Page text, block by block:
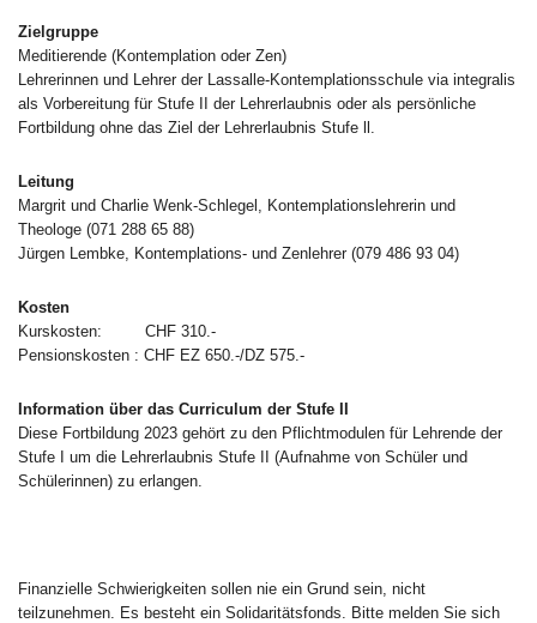
Zielgruppe
Meditierende (Kontemplation oder Zen)
Lehrerinnen und Lehrer der Lassalle-Kontemplationsschule via integralis
als Vorbereitung für Stufe II der Lehrerlaubnis oder als persönliche
Fortbildung ohne das Ziel der Lehrerlaubnis Stufe ll.
Leitung
Margrit und Charlie Wenk-Schlegel, Kontemplationslehrerin und
Theologe (071 288 65 88)
Jürgen Lembke, Kontemplations- und Zenlehrer (079 486 93 04)
Kosten
Kurskosten: CHF 310.-
Pensionskosten : CHF EZ 650.-/DZ 575.-
Information über das Curriculum der Stufe II
Diese Fortbildung 2023 gehört zu den Pflichtmodulen für Lehrende der
Stufe I um die Lehrerlaubnis Stufe II (Aufnahme von Schüler und
Schülerinnen) zu erlangen.
Finanzielle Schwierigkeiten sollen nie ein Grund sein, nicht
teilzunehmen. Es besteht ein Solidaritätsfonds. Bitte melden Sie sich